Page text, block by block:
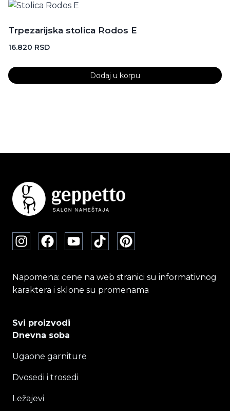
ima
varijanti.
Opcije
biti
izabrane
Trpezarijska stolica Rodos E
16.820 RSD
Dodaj u korpu
Napomena: cene na web stranici su informativnog
karaktera i sklone su promenama
Svi proizvodi
Dnevna soba
Ugaone garniture
Dvosedi i trosedi
Ležajevi